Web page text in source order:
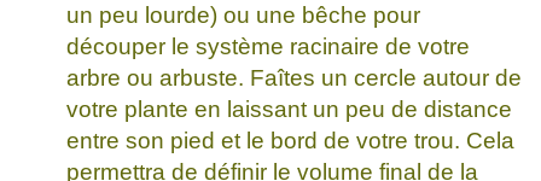
un peu lourde) ou une bêche pour
découper le système racinaire de votre
arbre ou arbuste. Faîtes un cercle autour de
votre plante en laissant un peu de distance
entre son pied et le bord de votre trou. Cela
permettra de définir le volume final de la